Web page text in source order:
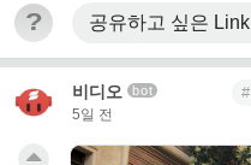
? 공유하고 싶은 Link
비디오 bot
5일 전